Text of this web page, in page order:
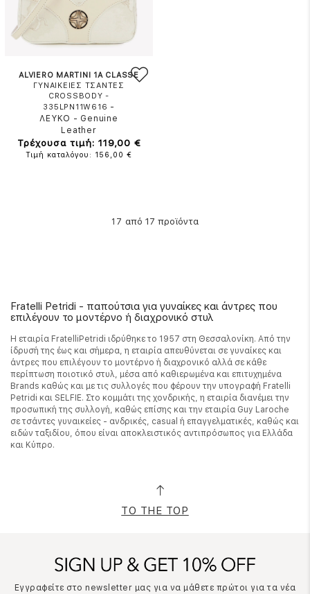
ALVIERO MARTINI 1A CLASSE
ΓΥΝΑΙΚΕΙΕΣ ΤΣΑΝΤΕΣ
CROSSBODY -
335LPN11W616 -
ΛΕΥΚΟ - Genuine
Leather
Τρέχουσα τιμή: 119,00 €
Τιμή καταλόγου: 156,00 €
17 από 17 προϊόντα
Fratelli Petridi - παπούτσια για γυναίκες και άντρες που
επιλέγουν το μοντέρνο ή διαχρονικό στυλ
Η εταιρία FratelliPetridi ιδρύθηκε το 1957 στη Θεσσαλονίκη. Από την
ίδρυσή της έως και σήμερα, η εταιρία απευθύνεται σε γυναίκες και
άντρες που επιλέγουν το μοντέρνο ή διαχρονικό αλλά σε κάθε
περίπτωση ποιοτικό στυλ, μέσα από καθιερωμένα και επιτυχημένα
Brands καθώς και με τις συλλογές που φέρουν την υπογραφή Fratelli
Petridi και SELFIE. Στο κομμάτι της χονδρικής, η εταιρία διανέμει την
προσωπική της συλλογή, καθώς επίσης και την εταιρία Guy Laroche
σε τσάντες γυναικείες - ανδρικές, casual ή επαγγελματικές, καθώς και
ειδών ταξιδίου, όπου είναι αποκλειστικός αντιπρόσωπος για Ελλάδα
και Κύπρο.
TO THE TOP
Εγγραφείτε στο newsletter μας για να μάθετε πρώτοι για τα νέα